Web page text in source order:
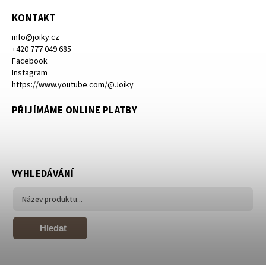
KONTAKT
info@joiky.cz
+420 777 049 685
Facebook
Instagram
https://www.youtube.com/@Joiky
PŘIJÍMÁME ONLINE PLATBY
VYHLEDÁVÁNÍ
Hledat